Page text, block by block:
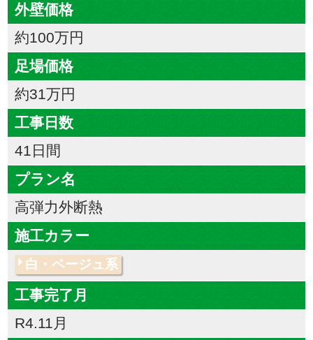
外壁価格
約100万円
足場価格
約31万円
工事日数
41日間
プラン名
高弾力外断熱
施工カラー
白・ベージュ系
工事完了月
R4.11月